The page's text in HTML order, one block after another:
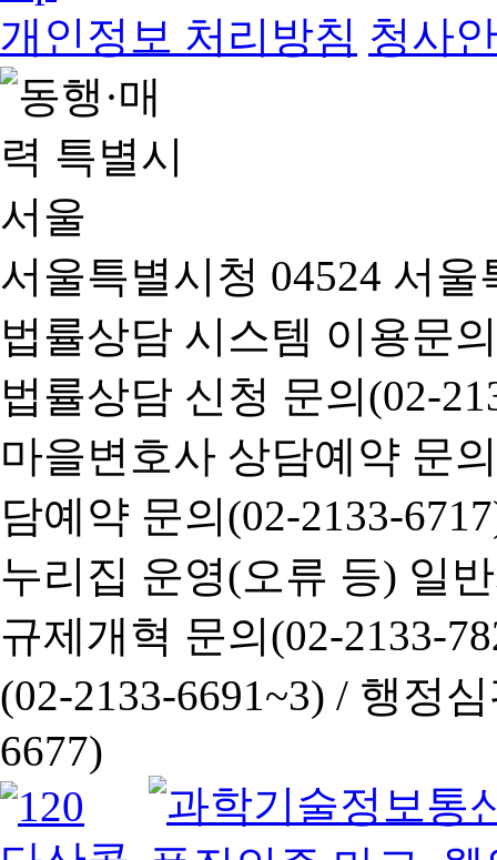
개인정보 처리방침 청사
서울특별시청 04524 서
법률상담 시스템 이용문
법률상담 신청 문의(02-
마을변호사 상담예약 문
담예약 문의(02-2133-
누리집 운영(오류 등) 일
규제개혁 문의(02-2133-
(02-2133-6691~3) / 행정심
6677)